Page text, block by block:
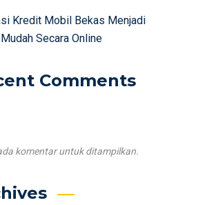
Kredit Mobil Bekas Menjadi
Secara Online
Comments
komentar untuk ditampilkan.